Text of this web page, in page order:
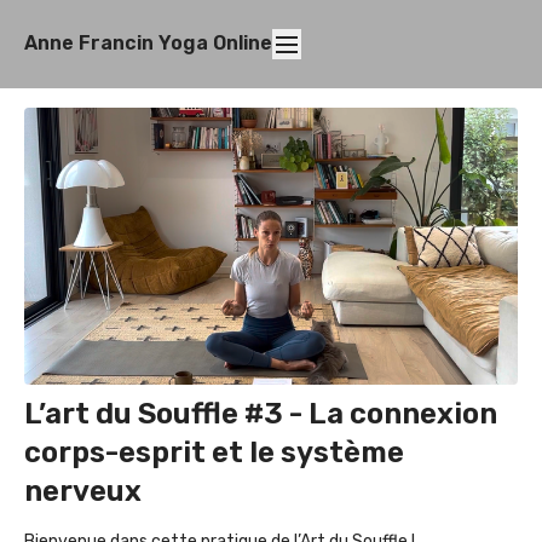
Anne Francin Yoga Online
L’art du Souffle #3 - La connexion
corps-esprit et le système
nerveux